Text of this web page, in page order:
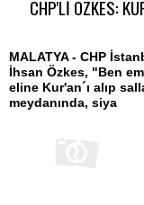
CHP'Lİ ÖZKES:
MALATYA - CHP
İhsan Özkes, "Ben
eline Kur'an´ı alıp
meydanında, siya